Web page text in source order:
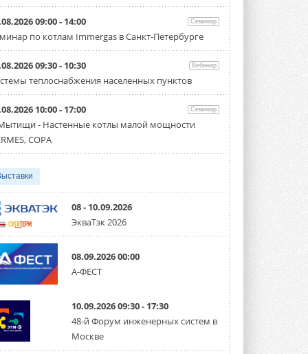
«РУСКЛИМАТ Fest 2026» в Уфе
собрал свыше 700 профи
климатической отрасли
Организатором выступил торгово-
производственный холдинг ...
ЦОД с плотностью 54 кВт на
стойку
3 АВГУСТА 2026
систему DVM на R32
Линейка включает семь типоразмеров
производительностью от 22,4 до 56 кВт.
Суммарная длина трубопроводов ...
3 АВГУСТА 2026
«СиСофт Девелопмент» подвел
итоги конкурса студенческих
стартует уже в сентябре 2026 года ...
3 АВГУСТА 2026
«Русклимат» укрепляет
09:00 - 14:00 Семинар
по котлам Immergas в Санкт-Петербурге
09:30 - 10:30 Вебинар
теплоснабжения населенных пунктов
10:00 - 17:00 Семинар
- Настенные котлы малой мощности
COPA
08 - 10.09.2026
ЭкваТэк 2026
08.09.2026 00:00
А-ФЕСТ
10.09.2026 09:30 - 17:30
48-й Форум инженерных систем в
Москве